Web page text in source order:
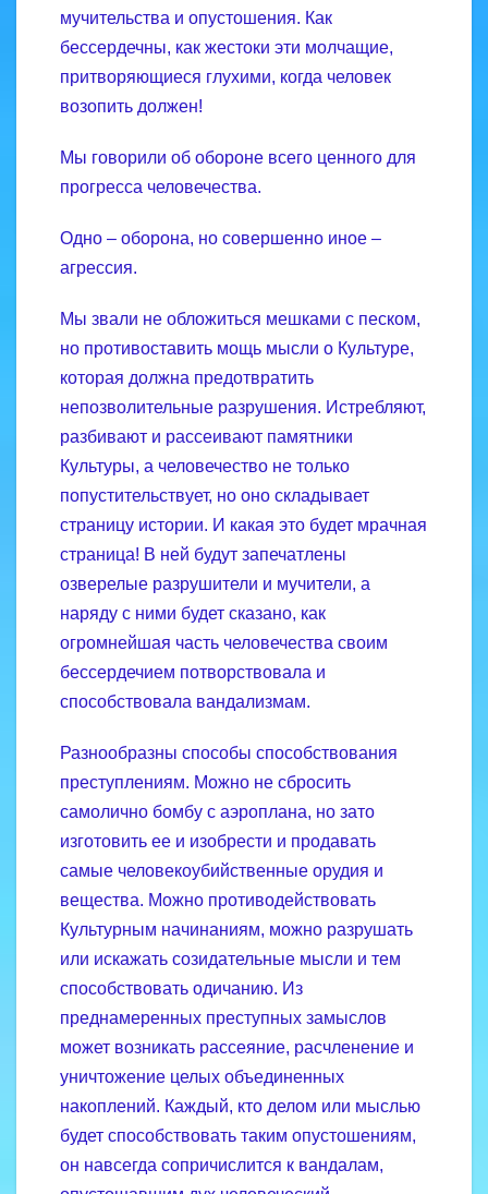
мучительства и опустошения. Как
бессердечны, как жестоки эти молчащие,
притворяющиеся глухими, когда человек
возопить должен!
Мы говорили об обороне всего ценного для
прогресса человечества.
Одно – оборона, но совершенно иное –
агрессия.
Мы звали не обложиться мешками с песком,
но противоставить мощь мысли о Культуре,
которая должна предотвратить
непозволительные разрушения. Истребляют,
разбивают и рассеивают памятники
Культуры, а человечество не только
попустительствует, но оно складывает
страницу истории. И какая это будет мрачная
страница! В ней будут запечатлены
озверелые разрушители и мучители, а
наряду с ними будет сказано, как
огромнейшая часть человечества своим
бессердечием потворствовала и
способствовала вандализмам.
Разнообразны способы способствования
преступлениям. Можно не сбросить
самолично бомбу с аэроплана, но зато
изготовить ее и изобрести и продавать
самые человекоубийственные орудия и
вещества. Можно противодействовать
Культурным начинаниям, можно разрушать
или искажать созидательные мысли и тем
способствовать одичанию. Из
преднамеренных преступных замыслов
может возникать рассеяние, расчленение и
уничтожение целых объединенных
накоплений. Каждый, кто делом или мыслью
будет способствовать таким опустошениям,
он навсегда сопричислится к вандалам,